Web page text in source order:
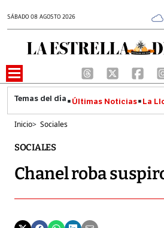
SÁBADO 08 AGOSTO 2026
Últimas Noticias La
Inicio> Sociales
SOCIALES
Chanel roba